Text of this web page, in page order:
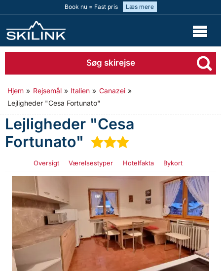
Book nu = Fast pris Læs mere
Søg skirejse
Hjem » Rejsemål » Italien » Canazei »
Lejligheder "Cesa Fortunato"
Lejligheder "Cesa
Fortunato"
★★★
Oversigt Værelsestyper Hotelfakta Bykort